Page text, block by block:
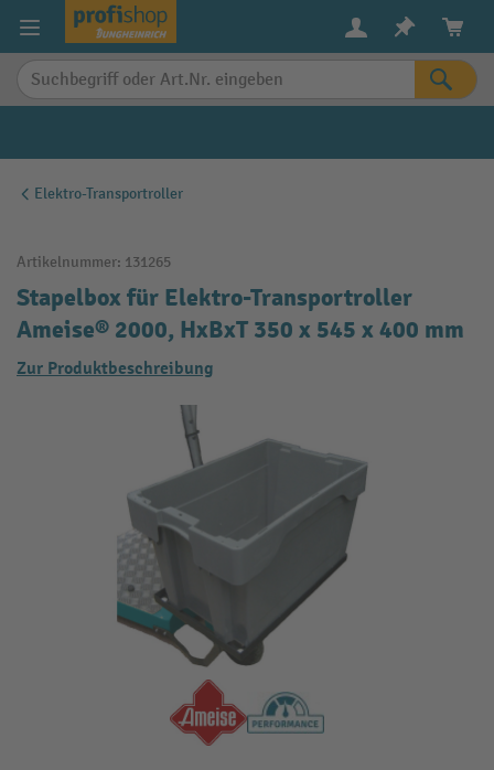
springen
Elektro-Transportroller
Artikelnummer: 131265
Stapelbox für Elektro-Transportroller
Ameise® 2000, HxBxT 350 x 545 x 400 mm
Zur Produktbeschreibung